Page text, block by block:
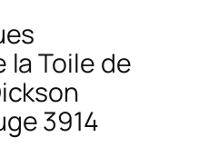
Toile de
3914